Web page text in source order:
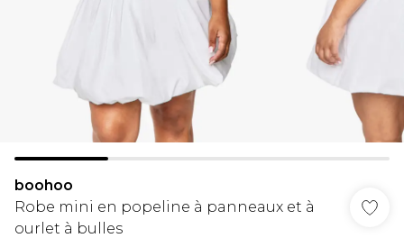
boohoo
Robe mini en popeline à panneaux et à
ourlet à bulles